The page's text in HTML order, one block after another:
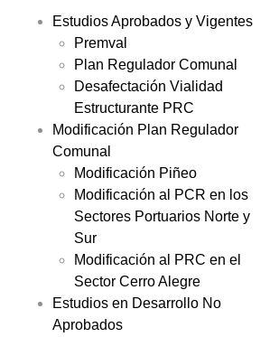
Estudios Aprobados y Vigentes
Premval
Plan Regulador Comunal
Desafectación Vialidad
Estructurante PRC
Modificación Plan Regulador
Comunal
Modificación Piñeo
Modificación al PCR en los
Sectores Portuarios Norte y
Sur
Modificación al PRC en el
Sector Cerro Alegre
Estudios en Desarrollo No
Aprobados